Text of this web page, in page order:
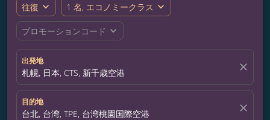
往復 expand_more 1 名, エコノミークラス expand_more
プロモーションコード expand_more
出発地
札幌, 日本, CTS, 新千歳空港 close
目的地
台北, 台湾, TPE, 台湾桃園国際空港 close